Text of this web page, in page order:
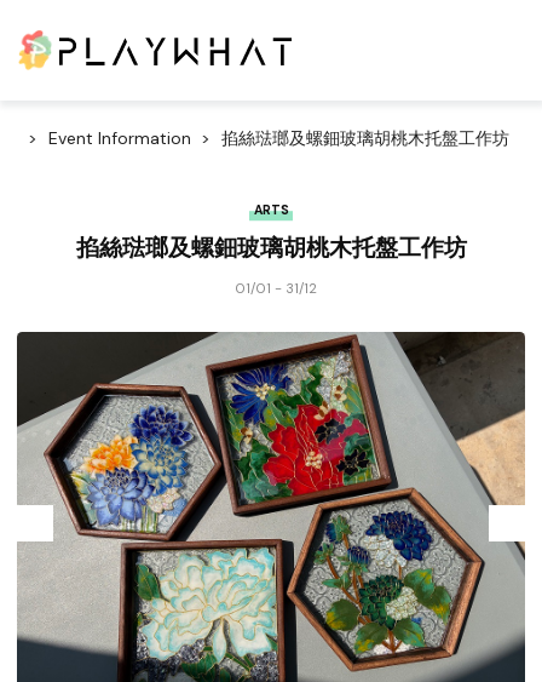
Event Information 掐絲琺瑯及螺鈿玻璃胡桃木托盤工作坊
ARTS
掐絲琺瑯及螺鈿玻璃胡桃木托盤工作坊
01/01 - 31/12